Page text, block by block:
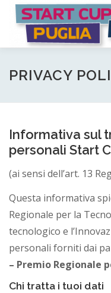
Passa
contenuto
a
t
u
p
u
g
COME FUNZIONA
PRIVACY
Informativa sul
personali Start
(ai sensi dell’art. 13
Questa informativa
Regionale per la
tecnologico e
personali forniti dai
– Premio Regionale
Chi tratta i tuoi dati